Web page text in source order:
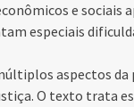
e sociais
especiais
aspectos da
O texto trata